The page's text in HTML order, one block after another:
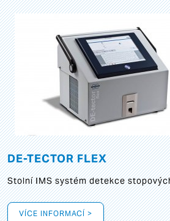
DE-TECTOR FLEX
Stolní IMS systém detekce
VÍCE INFORMACÍ >